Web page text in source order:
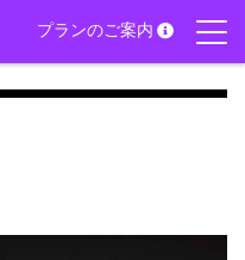
プランのご案内